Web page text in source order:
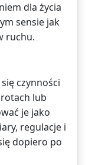
dla życia
sensie jak
ruchu.
czynności
lub
je jako
regulacje i
dopiero po